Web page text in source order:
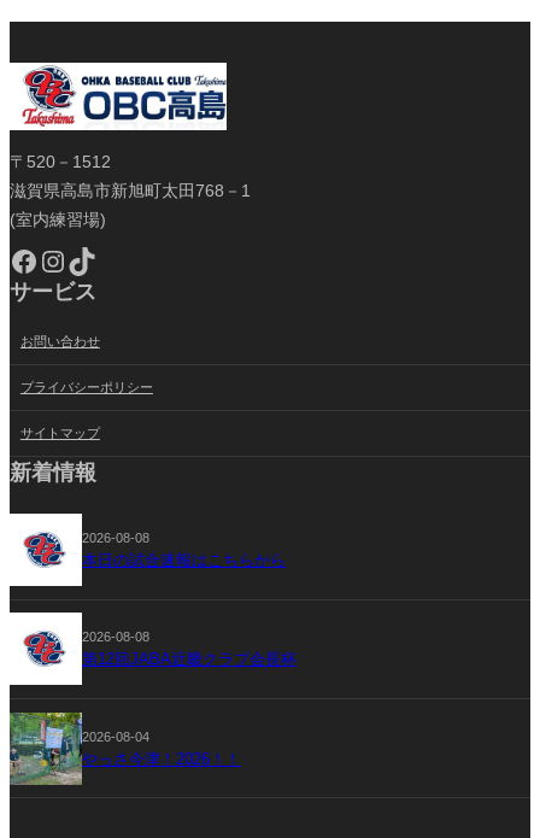
〒520－1512
滋賀県高島市新旭町太田768－1
(室内練習場)
Facebook Instagram TikTok
サービス
お問い合わせ
プライバシーポリシー
サイトマップ
新着情報
2026-08-08
本日の試合速報はこちらから
2026-08-08
第12回JABA近畿クラブ会長杯
2026-08-04
やっさ今津！2026！！